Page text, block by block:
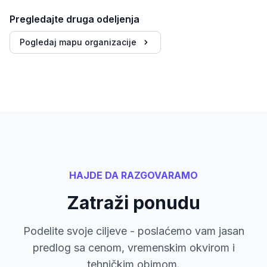
Pregledajte druga odeljenja
Pogledaj mapu organizacije
HAJDE DA RAZGOVARAMO
Zatraži ponudu
Podelite svoje ciljeve - poslaćemo vam jasan
predlog sa cenom, vremenskim okvirom i
tehničkim obimom.